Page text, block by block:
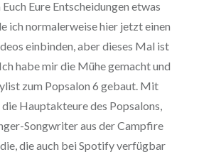
Eure Entscheidungen etwas
ich normalerweise hier jetzt einen
einbinden, aber dieses Mal ist
habe mir die Mühe gemacht und
zum Popsalon 6 gebaut. Mit
Hauptakteure des Popsalons,
Songwriter aus der Campfire
die auch bei Spotify verfügbar